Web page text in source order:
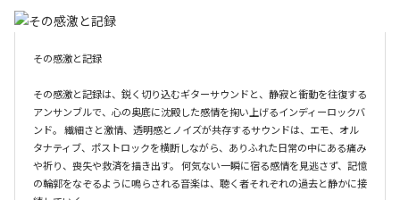
その感激と記録
その感激と記録は、鋭く切り込むギターサウンドと、静寂と衝動を往復する
アンサンブルで、心の奥底に沈殿した感情を掬い上げるインディーロックバ
ンド。 繊細さと激情、透明感とノイズが共存するサウンドは、エモ、オル
タナティブ、ポストロックを横断しながら、ありふれた日常の中にある痛み
や祈り、喪失や救済を描き出す。 何気ない一瞬に宿る感情を見逃さず、記憶
の輪郭をなぞるように鳴らされる音楽は、聴く者それぞれの過去と静かに接